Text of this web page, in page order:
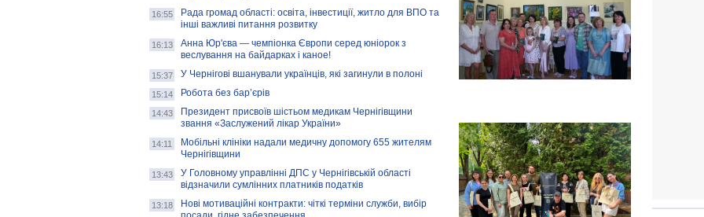
AB InBev Efes Україна підтримала
навчальний проєкт "Молодіжна бізнес-
школа", спрямований на розвиток
підприємництва у Чернігівській області
Золота тварина: видання Forbes
написало про чернігівця Патрона: хто і
скільки на ньому заробляє? І куди
витрачають?
16:55
Рада громад області: освіта, інвестиції, житло для ВПО та
інші важливі питання розвитку
16:13
Анна Юр'єва — чемпіонка Європи серед юніорок з
веслування на байдарках і каное!
15:37 У Чернігові вшанували українців, які загинули в полоні
15:14 Робота без бар’єрів
14:43
Президент присвоїв шістьом медикам Чернігівщини
звання «Заслужений лікар України»
14:11
Мобільні клініки надали медичну допомогу 655 жителям
Чернігівщини
13:43
У Головному управлінні ДПС у Чернігівській області
відзначили сумлінних платників податків
13:18
Нові мотиваційні контракти: чіткі терміни служби, вибір